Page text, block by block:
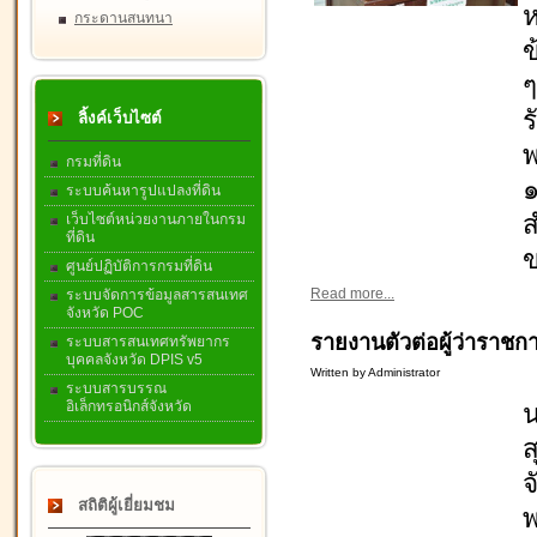
กระดานสนทนา
ลิ้งค์เว็บไซต์
กรมที่ดิน
ระบบค้นหารูปแปลงที่ดิน
เว็บไซต์หน่วยงานภายในกรม
ที่ดิน
ศูนย์ปฏิบัติการกรมที่ดิน
ระบบจัดการข้อมูลสารสนเทศ
จังหวัด POC
ระบบสารสนเทศทรัพยากร
บุคคลจังหวัด DPIS v5
ระบบสารบรรณ
อิเล็กทรอนิกส์จังหวัด
สถิติผู้เยี่ยมชม
Read more...
รายงานตัวต่อผู้ว่าราช
Written by Administrator